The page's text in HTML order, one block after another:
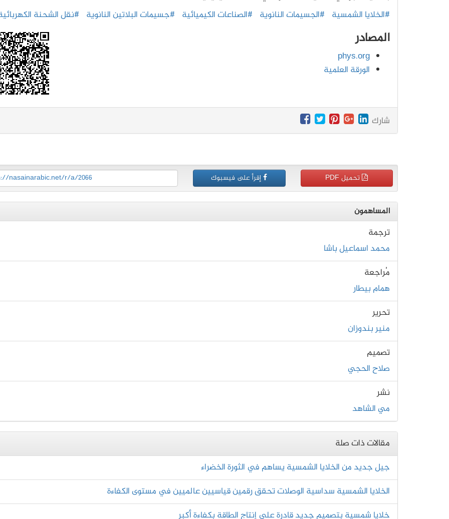
#الخلايا الشمسية #الجسيمات النانوية #الصناعات الكيميائية #جسيمات البلاتين النانوية #نقل الشحنة
المصادر
phys.org
الورقة العلمية
شارك
تحميل PDF إقرأ على فيسبوك nasainarabic.net/r/a/2066
المساهمون
ترجمة
محمد اسماعيل باشا
مُراجعة
همام بيطار
تحرير
منير بندوزان
تصميم
صلاح الحجي
نشر
مي الشاهد
مقالات ذات صلة
جيل جديد من الخلايا الشمسية يساهم في الثورة الخضراء
الخلايا الشمسية سداسية الوصلات تحقق رقمين قياسيين عالميين في مستوى الكفاءة
خلايا شمسية بتصميم جديد قادرة على إنتاج الطاقة بكفاءة أكبر